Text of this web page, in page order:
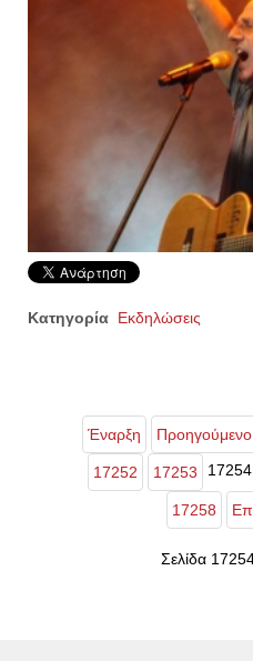
Κατηγορία Εκδηλώσεις
Έναρξη Προηγούμενο
17252 17253 17254
17258
Σελίδα